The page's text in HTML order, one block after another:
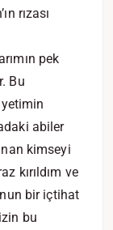
rızası
pek
Bu
abiler
kimseyi
kırıldım ve
bir içtihat
bu